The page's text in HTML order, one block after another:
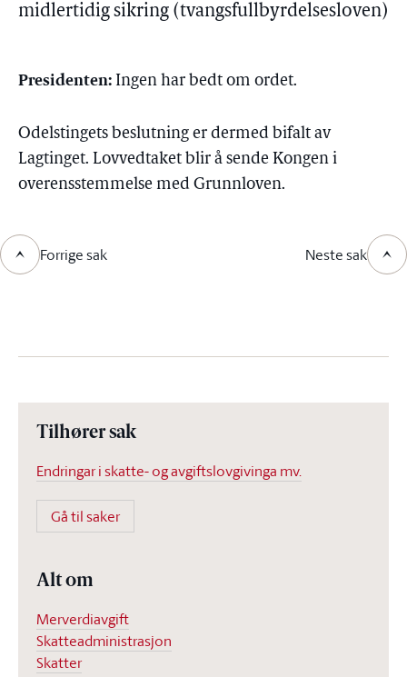
midlertidig sikring (tvangsfullbyrdelsesloven)
Presidenten: Ingen har bedt om ordet.
Odelstingets beslutning er dermed bifalt av
Lagtinget. Lovvedtaket blir å sende Kongen i
overensstemmelse med Grunnloven.
Forrige sak Neste sak
Tilhører sak
Endringar i skatte- og avgiftslovgivinga mv.
Gå til saker
Alt om
Merverdiavgift
Skatteadministrasjon
Skatter